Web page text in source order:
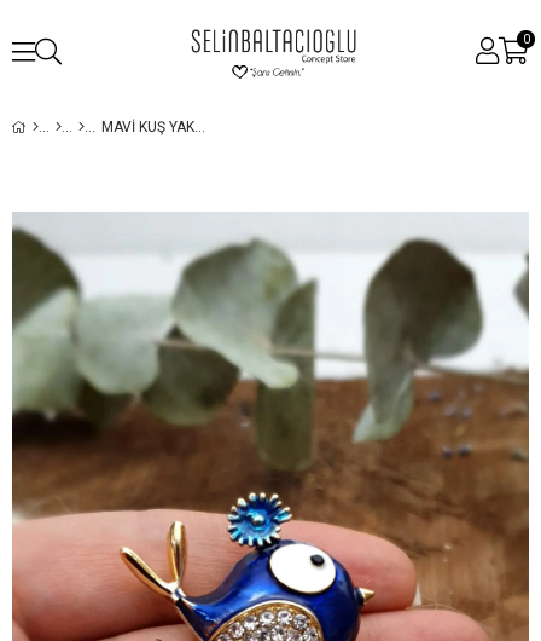
0
MAVI KUŞ YAKA İĞNESI - BROŞ - KUŞ FIGÜRLÜ